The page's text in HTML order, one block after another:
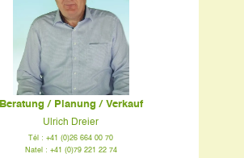
Beratung / Planung / Verkauf
Ulrich Dreier
Tél : +41 (0)26 664 00 70
Natel : +41 (0)79 221 22 74